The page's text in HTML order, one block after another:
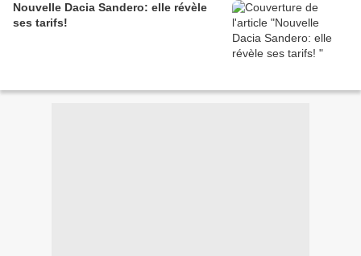
Nouvelle Dacia Sandero: elle révèle
ses tarifs!